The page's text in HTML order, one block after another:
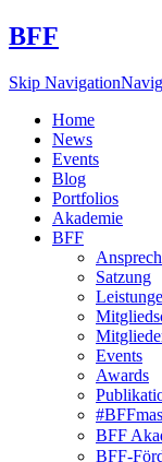
BFF
Skip Navigation
Home
News
Events
Blog
Portfolios
Akademie
BFF
Satzung
Events
Awards
BFF
BFF-